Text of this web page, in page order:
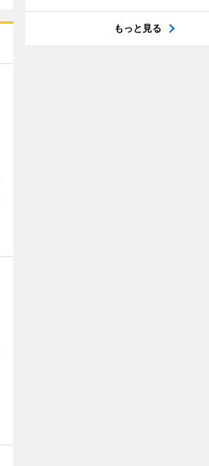
もっと見る